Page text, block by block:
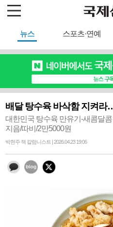
뉴스 스포츠·연예
배달 탕수육 바삭함 지켜라
대한민국 탕수육 만유기-새콤달
지음/따비/2만5000원
박현주 책 칼럼니스트 | 2026.04.23 19:06